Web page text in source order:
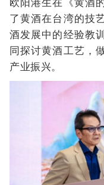
欧阳港生在《黄酒
了黄酒在台湾的技
酒发展中的经验教
同探讨黄酒工艺，
产业振兴。